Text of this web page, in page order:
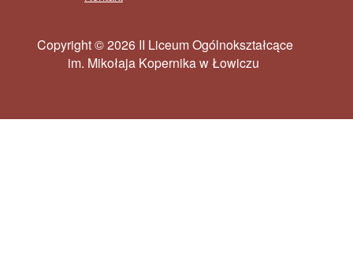
Copyright © 2026 II Liceum Ogólnokształcące
im. Mikołaja Kopernika w Łowiczu